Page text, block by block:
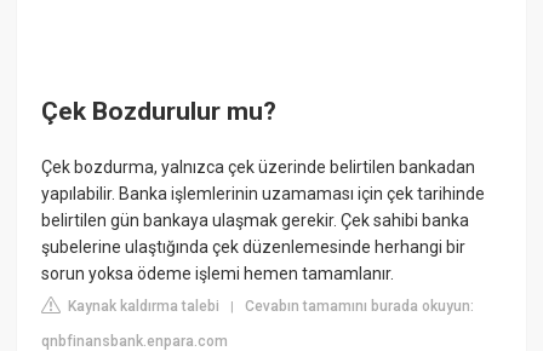
Çek Bozdurulur mu?
Çek bozdurma, yalnızca çek üzerinde belirtilen bankadan
yapılabilir. Banka işlemlerinin uzamaması için çek tarihinde
belirtilen gün bankaya ulaşmak gerekir. Çek sahibi banka
şubelerine ulaştığında çek düzenlemesinde herhangi bir
sorun yoksa ödeme işlemi hemen tamamlanır.
Kaynak kaldırma talebi |Cevabın tamamını burada okuyun:
qnbfinansbank.enpara.com